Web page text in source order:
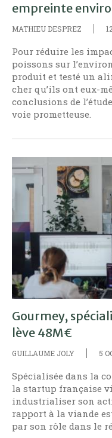
empreinte
MATHIEU DESPREZ
Pour réduire les
poissons sur
produit et testé un
cher qu’ils ont eux-
conclusions de
voie prometteuse.
Gourmey,
lève 48M€
GUILLAUME JOLY 5
Spécialisée dans la
la startup française
industrialiser son
rapport à la viande
par son rôle dans le